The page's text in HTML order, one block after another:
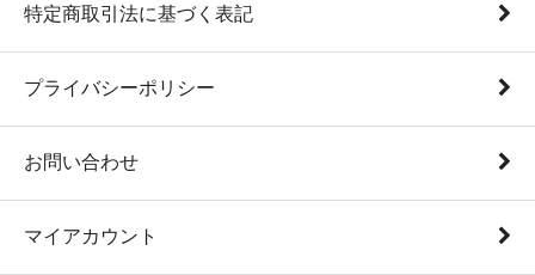
特定商取引法に基づく表記
プライバシーポリシー
お問い合わせ
マイアカウント